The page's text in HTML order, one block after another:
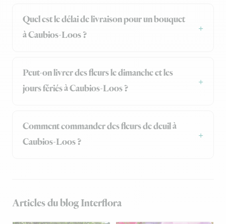
Quel est le délai de livraison pour un bouquet
à Caubios-Loos ?
Peut-on livrer des fleurs le dimanche et les
jours fériés à Caubios-Loos ?
Comment commander des fleurs de deuil à
Caubios-Loos ?
Articles du blog Interflora